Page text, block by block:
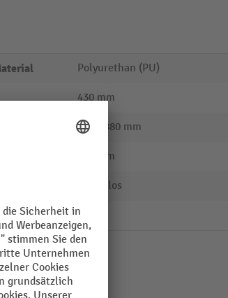
Polyurethan (PU)
430 mm
630 - 880 mm
340 mm
stufenlos
ja